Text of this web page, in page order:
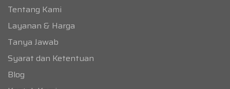
Tentang Kami
Layanan & Harga
Tanya Jawab
Syarat dan Ketentuan
Blog